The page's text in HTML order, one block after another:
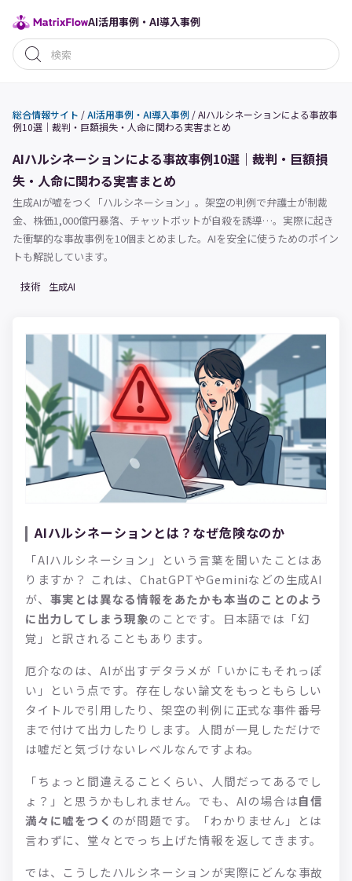
AI活用事例・AI導入事例
総合情報サイト /AI活用事例・AI導入事例 /AIハルシネーションによる事故事
例10選｜裁判・巨額損失・人命に関わる実害まとめ
AIハルシネーションによる事故事例10選｜裁判・巨額損
失・人命に関わる実害まとめ
生成AIが嘘をつく「ハルシネーション」。架空の判例で弁護士が制裁
金、株価1,000億円暴落、チャットボットが自殺を誘導…。実際に起き
た衝撃的な事故事例を10個まとめました。AIを安全に使うためのポイン
トも解説しています。
技術
生成AI
AIハルシネーションとは？なぜ危険なのか
「AIハルシネーション」という言葉を聞いたことはあ
りますか？ これは、ChatGPTやGeminiなどの生成AI
が、 事実とは異なる情報をあたかも本当のことのよう
に出力してしまう現象のことです。日本語では「幻
覚」と訳されることもあります。
厄介なのは、AIが出すデタラメが「いかにもそれっぽ
い」という点です。存在しない論文をもっともらしい
タイトルで引用したり、架空の判例に正式な事件番号
まで付けて出力したりします。人間が一見しただけで
は嘘だと気づけないレベルなんですよね。
「ちょっと間違えることくらい、人間だってあるでし
ょ？」と思うかもしれません。でも、AIの場合は自信
満々に嘘をつく のが問題です。「わかりません」とは
言わずに、堂々とでっち上げた情報を返してきます。
では、こうしたハルシネーションが実際にどんな事故